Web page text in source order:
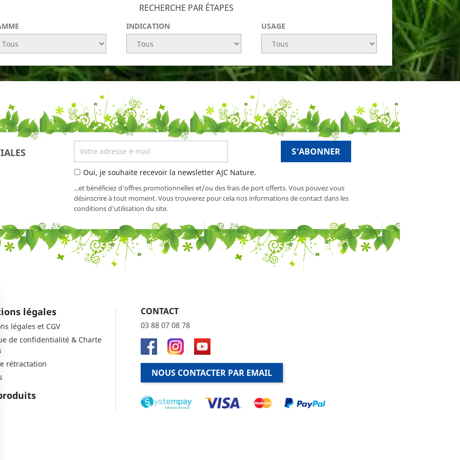
RECHERCHE PAR ÉTAPES
INDICATION USAGE
Oui, je souhaite recevoir la newsletter AJC Nature.
...et bénéficiez d'offres promotionnelles et/ou des frais de port offerts. Vous pouvez vous
désinscrire à tout moment. Vous trouverez pour cela nos informations de contact dans les
conditions d'utilisation du site.
légales
légales et CGV
de confidentialité & Charte
rétractation
CONTACT
03 88 07 08 78
NOUS CONTACTER PAR EMAIL